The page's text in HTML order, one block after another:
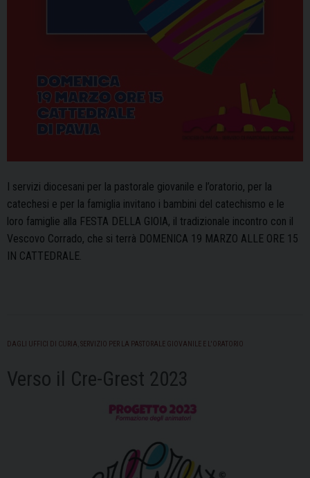
I servizi diocesani per la pastorale giovanile e l’oratorio, per la
catechesi e per la famiglia invitano i bambini del catechismo e le
loro famiglie alla FESTA DELLA GIOIA, il tradizionale incontro con il
Vescovo Corrado, che si terrà DOMENICA 19 MARZO ALLE ORE 15
IN CATTEDRALE.
DAGLI UFFICI DI CURIA SERVIZIO PER LA PASTORALE GIOVANILE E L'ORATORIO
Verso il Cre-Grest 2023